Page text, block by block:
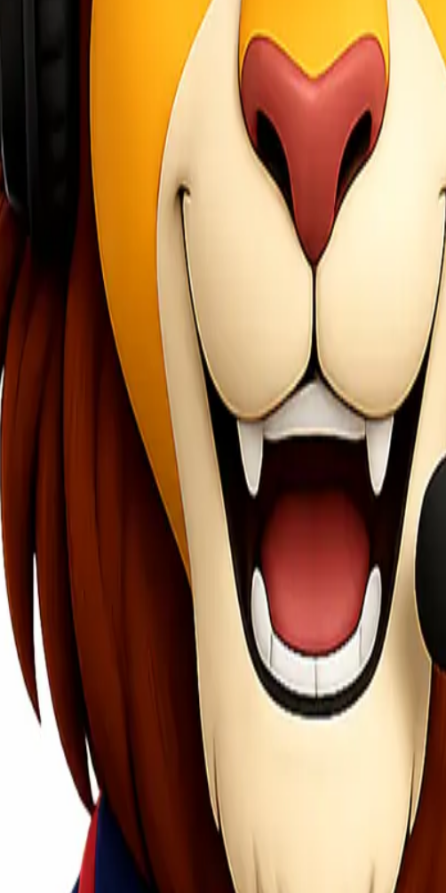
Consignee
penting, terutama saat ada pihak consignee. Pertama, pengirim
dokumen-dokumen yang diperlukan. Dokumen ini biasanya mencakup
barang dari lokasi pengirim. Barang akan diperiksa sebelum dimuat ke
jawab mengatur proses penerimaan barang. Consignee wajib
baik pengirim maupun consignee bisa mengetahui posisi terkini paket
yang diberikan oleh
jasa ekspedisi
consignee bekerja dalam konteks jasa ekspedisi, para pelaku bisnis
hubungan antara semua pihak yang terlibat dalam proses pengiriman